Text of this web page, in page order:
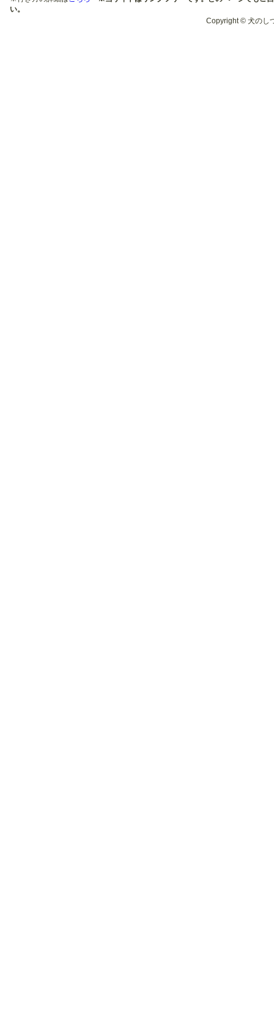
い。
Copyright © 犬のし